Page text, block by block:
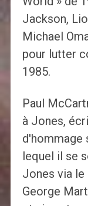
Jackson,
Michael
pour lutter
1985.
Paul
à Jones,
d'hommage
lequel il se
Jones via
George